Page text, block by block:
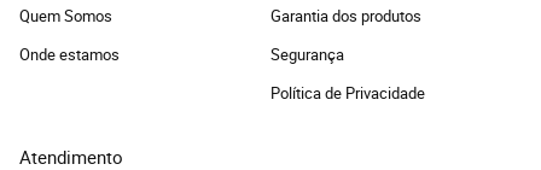
Quem Somos
Onde estamos
Garantia dos produtos
Segurança
Política de Privacidade
Atendimento